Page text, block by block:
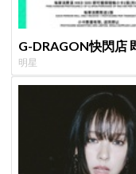
G-DRAGON快閃店
明星